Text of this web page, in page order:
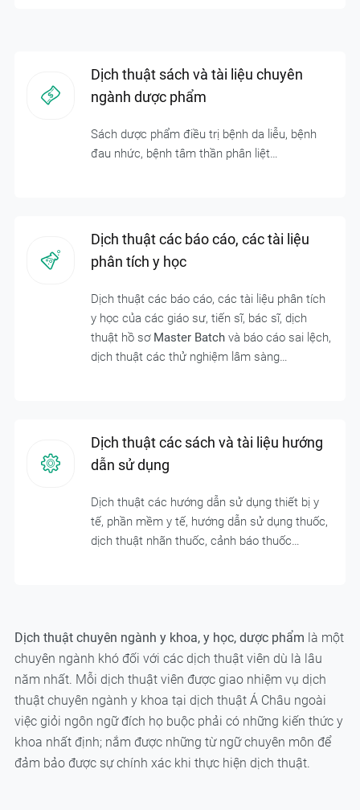
Dịch thuật sách và tài liệu chuyên
ngành dược phẩm
Sách dược phẩm điều trị bệnh da liễu, bệnh
đau nhức, bệnh tâm thần phân liệt…
Dịch thuật các báo cáo, các tài liệu
phân tích y học
Dịch thuật các báo cáo, các tài liệu phân tích
y học của các giáo sư, tiến sĩ, bác sĩ, dịch
thuật hồ sơ Master Batchvà báo cáo sai lệch,
dịch thuật các thử nghiệm lâm sàng…
Dịch thuật các sách và tài liệu hướng
dẫn sử dụng
Dịch thuật các hướng dẫn sử dụng thiết bị y
tế, phần mềm y tế, hướng dẫn sử dụng thuốc,
dịch thuật nhãn thuốc, cảnh báo thuốc…
Dịch thuật chuyên ngành y khoa, y học, dược phẩm là một
chuyên ngành khó đối với các dịch thuật viên dù là lâu
năm nhất. Mỗi dịch thuật viên được giao nhiệm vụ dịch
thuật chuyên ngành y khoa tại dịch thuật Á Châu ngoài
việc giỏi ngôn ngữ đích họ buộc phải có những kiến thức y
khoa nhất định; nắm được những từ ngữ chuyên môn để
đảm bảo được sự chính xác khi thực hiện dịch thuật.